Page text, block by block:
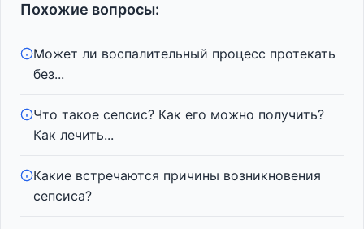
Похожие вопросы:
Может ли воспалительный процесс протекать
без...
Что такое сепсис? Как его можно получить?
Как лечить...
Какие встречаются причины возникновения
сепсиса?